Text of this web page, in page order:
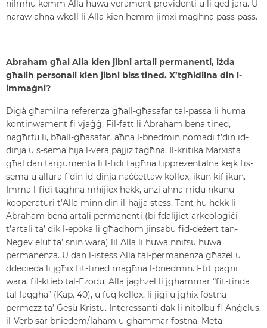
nilmħu kemm Alla huwa verament providenti u li qed jara. U
naraw aħna wkoll li Alla kien hemm jimxi magħna pass pass.
Abraham għal Alla kien jibni artali permanenti, iżda
għalih personali kien jibni biss tined. X’tgħidilna din l-
immaġni?
Diġà għamilna referenza għall-għasafar tal-passa li huma
kontinwament fi vjaġġ. Fil-fatt li Abraham bena tined,
nagħrfu li, bħall-għasafar, aħna l-bnedmin nomadi f’din id-
dinja u s-sema hija l-vera pajjiż tagħna. Il-kritika Marxista
għal dan targumenta li l-fidi tagħna tippreżentalna kejk fis-
sema u allura f’din id-dinja naċċettaw kollox, ikun kif ikun.
Imma l-fidi tagħna mhijiex hekk, anzi aħna rridu nkunu
kooperaturi t’Alla minn din il-ħajja stess. Tant hu hekk li
Abraham bena artali permanenti (bi fdalijiet arkeoloġiċi
t’artali ta’ dik l-epoka li għadhom jinsabu fid-deżert tan-
Negev eluf ta’ snin wara) lil Alla li huwa nnifsu huwa
permanenza. U dan l-istess Alla tal-permanenza għażel u
ddeċieda li jgħix fit-tined magħna l-bnedmin. Ftit paġni
wara, fil-ktieb tal-Eżodu, Alla jagħżel li jgħammar “fit-tinda
tal-laqgħa” (Kap. 40), u fuq kollox, li jiġi u jgħix fostna
permezz ta’ Ġesù Kristu. Interessanti dak li nitolbu fl-Anġelus:
il-Verb sar bniedem/laħam u għammar fostna. Meta